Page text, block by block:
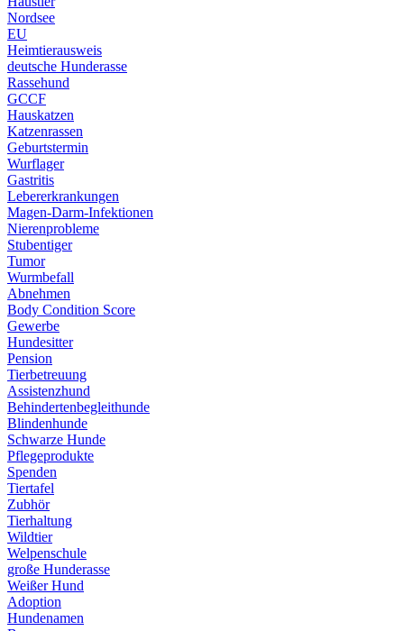
Nordsee
EU
Heimtierausweis
deutsche Hunderasse
Rassehund
GCCF
Hauskatzen
Katzenrassen
Geburtstermin
Wurflager
Gastritis
Lebererkrankungen
Magen-Darm-Infektionen
Nierenprobleme
Stubentiger
Tumor
Wurmbefall
Abnehmen
Body Condition Score
Gewerbe
Hundesitter
Pension
Tierbetreuung
Assistenzhund
Behindertenbegleithunde
Blindenhunde
Schwarze Hunde
Pflegeprodukte
Spenden
Tiertafel
Zubhör
Tierhaltung
Wildtier
Welpenschule
große Hunderasse
Weißer Hund
Adoption
Hundenamen